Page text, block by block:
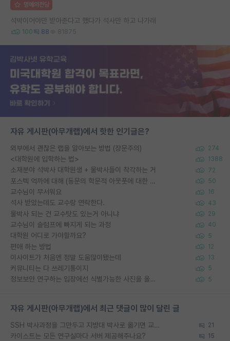
명예의전당
석박이어야만 받아준다고 했다가 석사만 하고 나가래
100 88 81875
자유 게시판(아무개랩)에서 핫한 인기글은?
외부에서 괜찮은 랩을 알아보는 방법 (장문주의) 274
<대학원에 입학하는 법> 1388
소재분야 석박사 대학원생 + 물박사들이 착각하는 거 72
포스텍 억까에 대해 (동문의 학문적 아웃풋에 대한 반박) 50
교수님이 무서워요 16
석사 받았는데도 교수랑 연락한다. 43
물박사 되는 건 교수탓도 있는거 아니냐 29
교수님이 슬럼프에 빠지게 되는 과정 40
대학원 어디로 가야할까요? 5
편애 하는 방법 12
이사이트가 처음엔 정말 도움많이됐는데 13
커뮤니티는 다 쓰레기통이지 5
정보보안 연구하는 입장에선 식별가능한 사진을 올리는건 비추이긴함 5
자유 게시판(아무개랩)에서 최근 댓글이 많이 달린 글
SSH 박사과정을 그만두고 지방대 박사로 옮기면 교수의 꿈은 끝일까요? 21
카이스트는 모든 연구실마다 서버 제공해주나요? 15